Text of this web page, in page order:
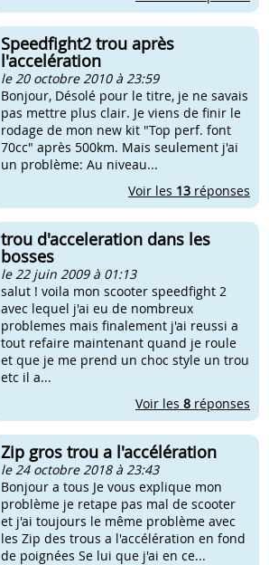
Speedfight2 trou après
l'accelération
le 20 octobre 2010 à 23:59
Bonjour, Désolé pour le titre, je ne savais
pas mettre plus clair. Je viens de finir le
rodage de mon new kit "Top perf. font
70cc" après 500km. Mais seulement j'ai
un problème: Au niveau...
Voir les 13 réponses
trou d'acceleration dans les
bosses
le 22 juin 2009 à 01:13
salut ! voila mon scooter speedfight 2
avec lequel j'ai eu de nombreux
problemes mais finalement j'ai reussi a
tout refaire maintenant quand je roule
et que je me prend un choc style un trou
etc il a...
Voir les 8 réponses
Zip gros trou a l'accélération
le 24 octobre 2018 à 23:43
Bonjour a tous Je vous explique mon
problème je retape pas mal de scooter
et j'ai toujours le même problème avec
les Zip des trous a l'accélération en fond
de poignées Se lui que j'ai en ce...